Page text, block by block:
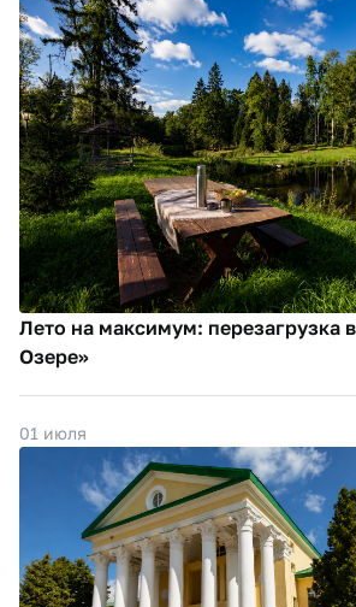
Лето на максимум: перезагрузка
Озере»
01 июля